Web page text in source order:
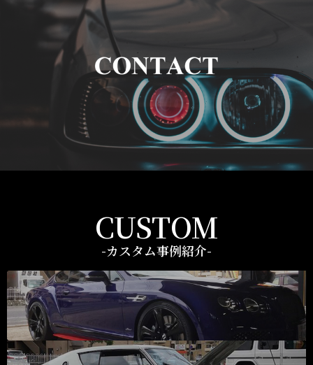
CUSTOM
-カスタム事例紹介-